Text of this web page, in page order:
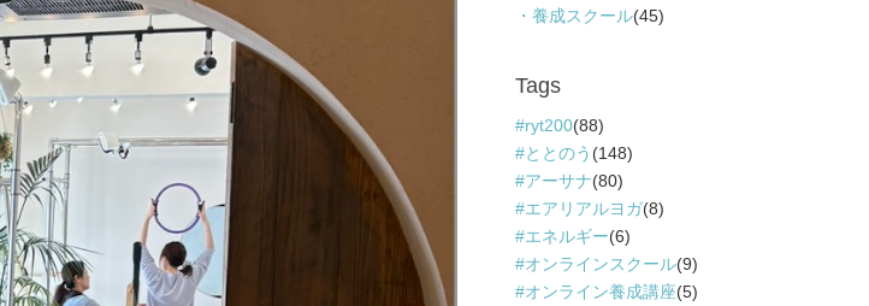
養成スクール(45)
Tags
ryt200(88)
ととのう (148)
アーサナ(80)
エアリアルヨガ(8)
エネルギー(6)
オンラインスクール(9)
オンライン養成講座(5)